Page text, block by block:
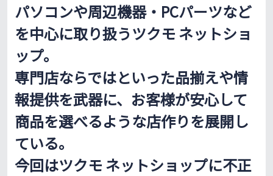
パソコンや周辺機器・PCパーツなど
を中心に取り扱うツクモ ネットショ
ップ。
専門店ならではといった品揃えや情
報提供を武器に、お客様が安心して
商品を選べるような店作りを展開し
ている。
今回はツクモ ネットショップに不正